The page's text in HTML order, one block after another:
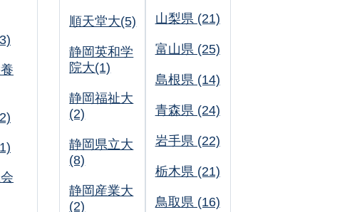
順天堂大(5)
静岡英和学
院大(1)
静岡福祉大
(2)
静岡県立大
(8)
静岡産業大
(2)
山梨県 (21)
富山県 (25)
島根県 (14)
青森県 (24)
岩手県 (22)
栃木県 (21)
鳥取県 (16)